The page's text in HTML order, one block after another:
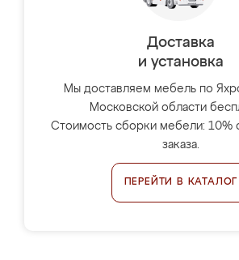
Доставка
и установка
Мы доставляем мебель по
Московской области
Стоимость сборки мебели: 10%
заказа.
ПЕРЕЙТИ В КАТАЛОГ